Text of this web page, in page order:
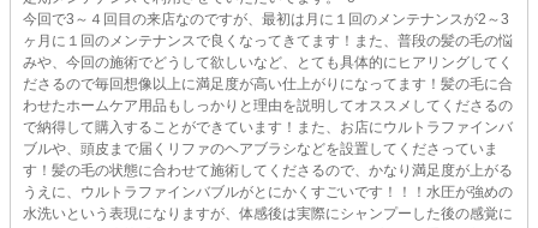
今回で3～４回目の来店なのですが、最初は月に１回のメンテナンスが2～3
ヶ月に１回のメンテナンスで良くなってきてます！また、普段の髪の毛の悩
みや、今回の施術でどうして欲しいなど、とても具体的にヒアリングしてく
ださるので毎回想像以上に満足度が高い仕上がりになってます！髪の毛に合
わせたホームケア用品もしっかりと理由を説明してオススメしてくださるの
で納得して購入することができています！また、お店にウルトラファインバ
ブルや、頭皮まで届くリファのヘアブラシなどを設置してくださっていま
す！髪の毛の状態に合わせて施術してくださるので、かなり満足度が上がる
うえに、ウルトラファインバブルがとにかくすごいです！！！水圧が強めの
水洗いという表現になりますが、体感後は実際にシャンプーした後の感覚に